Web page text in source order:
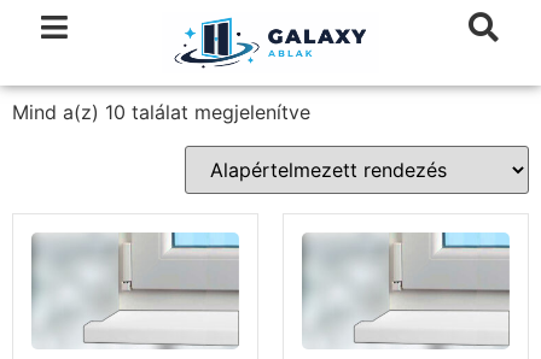
Mind a(z) 10 találat megjelenítve